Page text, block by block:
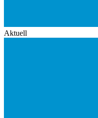
Aktuell